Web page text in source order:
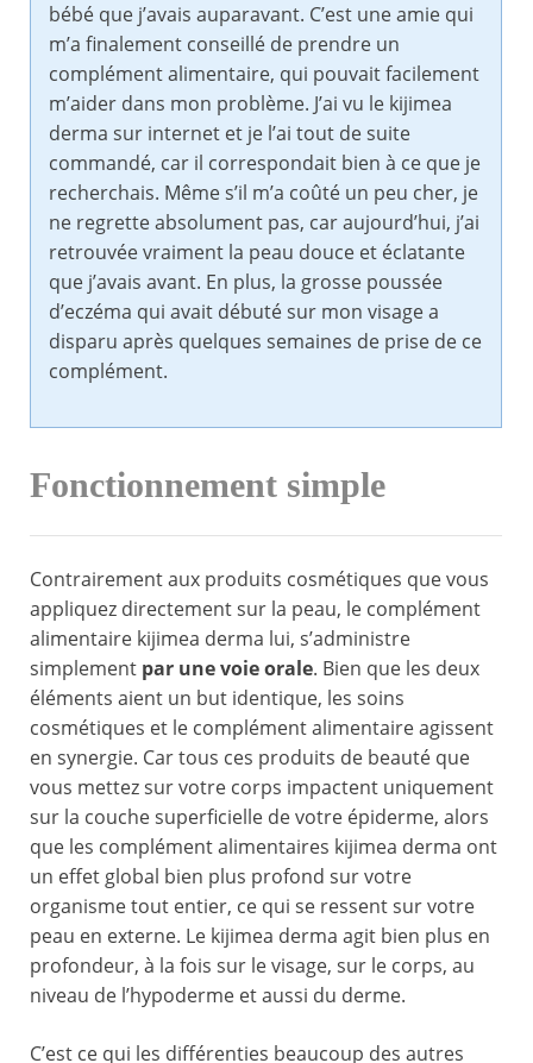
bébé que j’avais auparavant. C’est une amie qui
m’a finalement conseillé de prendre un
complément alimentaire, qui pouvait facilement
m’aider dans mon problème. J’ai vu le kijimea
derma sur internet et je l’ai tout de suite
commandé, car il correspondait bien à ce que je
recherchais. Même s’il m’a coûté un peu cher, je
ne regrette absolument pas, car aujourd’hui, j’ai
retrouvée vraiment la peau douce et éclatante
que j’avais avant. En plus, la grosse poussée
d’eczéma qui avait débuté sur mon visage a
disparu après quelques semaines de prise de ce
complément.
Fonctionnement simple
Contrairement aux produits cosmétiques que vous
appliquez directement sur la peau, le complément
alimentaire kijimea derma lui, s’administre
simplement par une voie orale. Bien que les deux
éléments aient un but identique, les soins
cosmétiques et le complément alimentaire agissent
en synergie. Car tous ces produits de beauté que
vous mettez sur votre corps impactent uniquement
sur la couche superficielle de votre épiderme, alors
que les complément alimentaires kijimea derma ont
un effet global bien plus profond sur votre
organisme tout entier, ce qui se ressent sur votre
peau en externe. Le kijimea derma agit bien plus en
profondeur, à la fois sur le visage, sur le corps, au
niveau de l’hypoderme et aussi du derme.
C’est ce qui les différenties beaucoup des autres